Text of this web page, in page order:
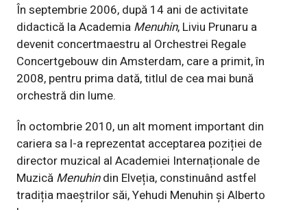
În septembrie 2006, după 14 ani de activitate
didactică la Academia Menuhin, Liviu Prunaru a
devenit concertmaestru al Orchestrei Regale
Concertgebouw din Amsterdam, care a primit, în
2008, pentru prima dată, titlul de cea mai bună
orchestră din lume.
În octombrie 2010, un alt moment important din
cariera sa l-a reprezentat acceptarea poziției de
director muzical al Academiei Internaționale de
Muzică Menuhindin Elveția, constinuând astfel
tradiția maeștrilor săi, Yehudi Menuhin și Alberto